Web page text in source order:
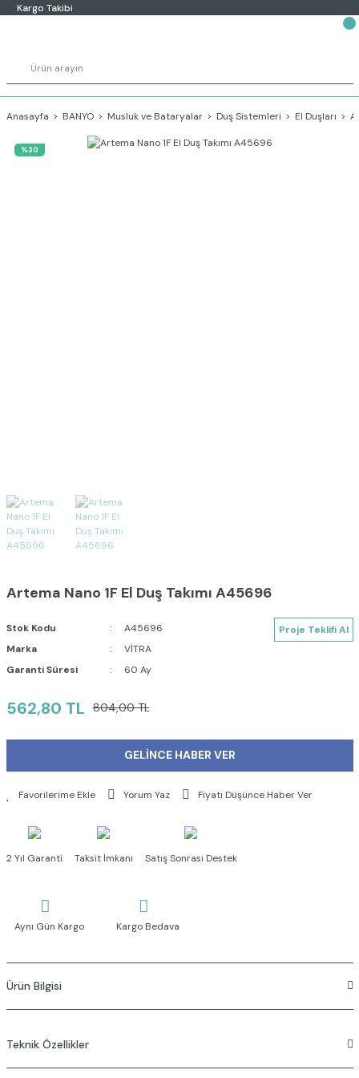
Kargo Takibi
Anasayfa BANYO Musluk ve Bataryalar Duş Sistemleri El Duşları
%30
Artema Nano 1F El Duş Takımı A45696
Stok Kodu
A45696
Marka
VİTRA
Garanti Süresi
60 Ay
Proje Teklifi Al
562,80 TL 804,00 TL
GELİNCE HABER VER
Yorum Yaz Fiyatı Düşünce Haber Ver
2 Yıl Garanti Taksit İmkanı Satış Sonrası Destek
Aynı Gün Kargo Kargo Bedava
Ürün Bilgisi
El duşunda yer alan özel debi regülatörü sayesinde max. 12. L/dk
Teknik Özellikler